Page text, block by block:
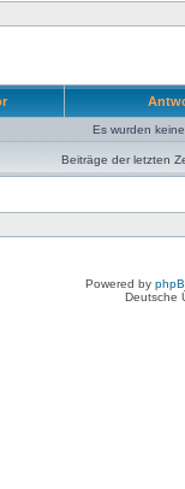
Es wurden
Beiträge der letzten
Powered by
Deutsche